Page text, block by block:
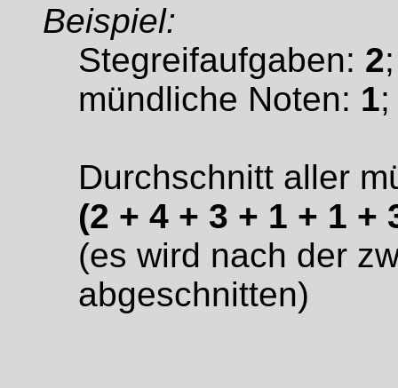
Beispiel:
Stegreifaufgaben: 2
mündliche Noten: 1
Durchschnitt aller
(2 + 4 + 3 + 1 + 1 +
(es wird nach der
abgeschnitten)